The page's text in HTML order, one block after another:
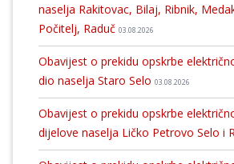
naselja Rakitovac, Bilaj, Ribnik,
Počitelj, Raduč 03.08.2026
Obavijest o prekidu opskrbe
dio naselja Staro Selo 03.08.2026
Obavijest o prekidu opskrbe
dijelove naselja Ličko Petrovo Selo i